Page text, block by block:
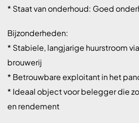
* Staat van onderhoud: Goed
Bijzonderheden:
* Stabiele, langjarige huurstroom
brouwerij
* Betrouwbare exploitant in het
* Ideaal object voor belegger die
en rendement